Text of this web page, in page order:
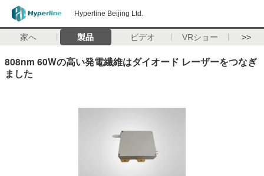
Hyperline Beijing Ltd.
家へ 製品 ビデオ VRショー >>
808nm 60Wの高い発電繊維はダイオード レーザーをつなぎ
ました